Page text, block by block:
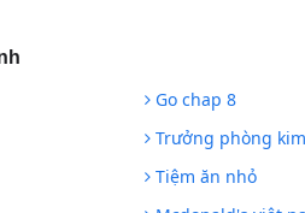
Go chap 8
Trưởng phòng kim
Tiệm ăn nhỏ